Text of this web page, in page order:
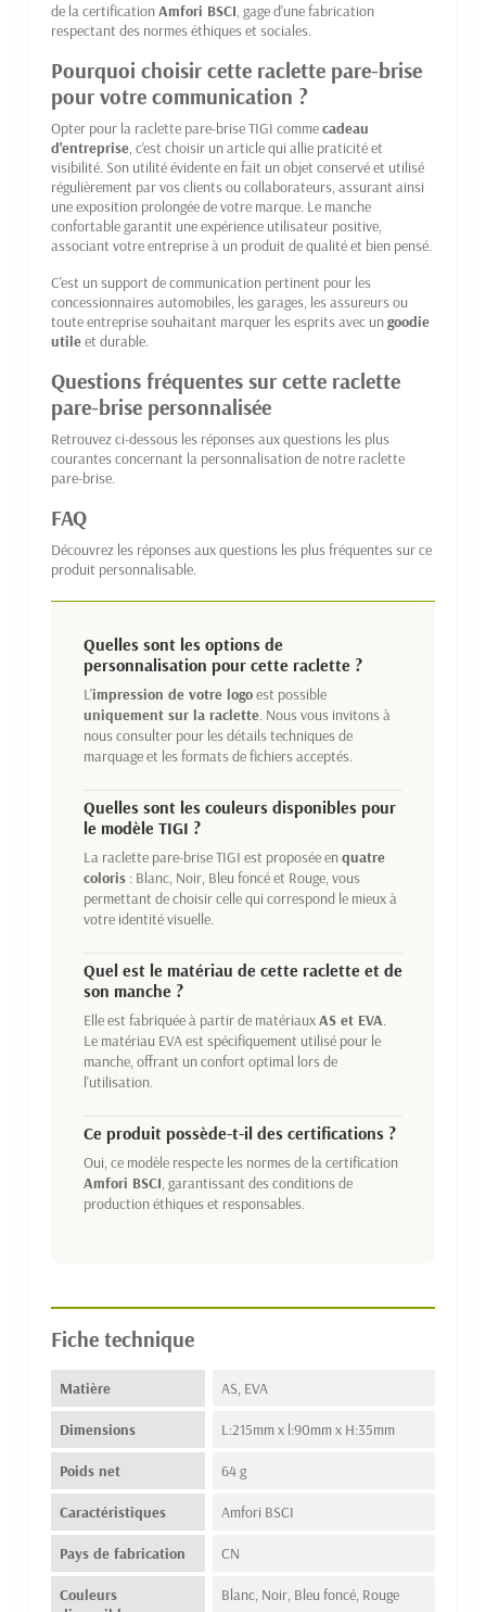
de la certificationAmfori BSCI, gage d'une fabrication
respectant des normes éthiques et sociales.
Pourquoi choisir cette raclette pare-brise
pour votre communication ?
Opter pour la raclette pare-brise TIGI commecadeau
d'entreprise, c'est choisir un article qui allie praticité et
visibilité. Son utilité évidente en fait un objet conservé et utilisé
régulièrement par vos clients ou collaborateurs, assurant ainsi
une exposition prolongée de votre marque. Le manche
confortable garantit une expérience utilisateur positive,
associant votre entreprise à un produit de qualité et bien pensé.
C'est un support de communication pertinent pour les
concessionnaires automobiles, les garages, les assureurs ou
toute entreprise souhaitant marquer les esprits avec ungoodie
utileet durable.
Questions fréquentes sur cette raclette
pare-brise personnalisée
Retrouvez ci-dessous les réponses aux questions les plus
courantes concernant la personnalisation de notre raclette
pare-brise.
FAQ
Découvrez les réponses aux questions les plus fréquentes sur ce
produit personnalisable.
Quelles sont les options de
personnalisation pour cette raclette ?
L'impression de votre logoest possible
uniquement sur la raclette. Nous vous invitons à
nous consulter pour les détails techniques de
marquage et les formats de fichiers acceptés.
Quelles sont les couleurs disponibles pour
le modèle TIGI ?
La raclette pare-brise TIGI est proposée enquatre
coloris : Blanc, Noir, Bleu foncé et Rouge, vous
permettant de choisir celle qui correspond le mieux à
votre identité visuelle.
Quel est le matériau de cette raclette et de
son manche ?
Elle est fabriquée à partir de matériauxAS et EVA.
Le matériau EVA est spécifiquement utilisé pour le
manche, offrant un confort optimal lors de
l'utilisation.
Ce produit possède-t-il des certifications ?
Oui, ce modèle respecte les normes de la certification
Amfori BSCI, garantissant des conditions de
production éthiques et responsables.
Fiche technique
Matière AS, EVA
Dimensions L:215mm x l:90mm x H:35mm
Poids net 64 g
Caractéristiques Amfori BSCI
Pays de fabrication CN
Couleurs
Blanc, Noir, Bleu foncé, Rouge